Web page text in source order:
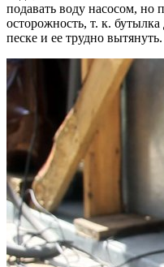
подавать воду насосом, но
осторожность, т. к. бутылка
песке и ее трудно вытянуть.